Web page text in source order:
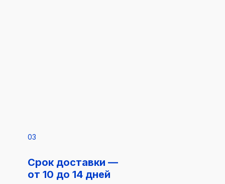
03
Срок доставки —
от 10 до 14 дней